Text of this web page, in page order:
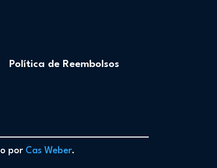
Política de Reembolsos
por Cas Weber.